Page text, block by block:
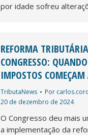
por idade sofreu
REFORMA
CONGRESSO:
IMPOSTOS COMEÇAM
TributaNews Por
20 de dezembro de 2024
O Congresso deu mais
a implementação da